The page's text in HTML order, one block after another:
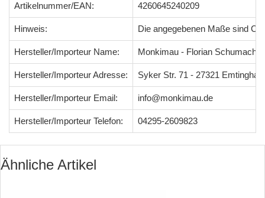
Artikelnummer/EAN: 4260645240209
Hinweis: Die angegebenen Maße sind
Hersteller/Importeur Name: Monkimau - Florian Schumacher
Hersteller/Importeur Adresse: Syker Str. 71 - 27321
Hersteller/Importeur Email: info@monkimau.de
Hersteller/Importeur Telefon: 04295-2609823
Ähnliche Artikel